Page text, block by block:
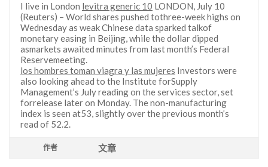
I live in London levitra generic 10 LONDON, July 10
(Reuters) – World shares pushed tothree-week highs on
Wednesday as weak Chinese data sparked talkof
monetary easing in Beijing, while the dollar dipped
asmarkets awaited minutes from last month’s Federal
Reservemeeting.
los hombres toman viagra y las mujeres Investors were
also looking ahead to the Institute forSupply
Management’s July reading on the services sector, set
forrelease later on Monday. The non-manufacturing
index is seen at53, slightly over the previous month’s
read of 52.2.
作者 文章